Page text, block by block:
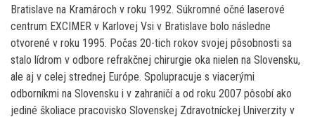
Bratislave na Kramároch v roku 1992. Súkromné očné laserové
centrum EXCIMER v Karlovej Vsi v Bratislave bolo následne
otvorené v roku 1995. Počas 20-tich rokov svojej pôsobnosti sa
stalo lídrom v odbore refrakčnej chirurgie oka nielen na Slovensku,
ale aj v celej strednej Európe. Spolupracuje s viacerými
odborníkmi na Slovensku i v zahraničí a od roku 2007 pôsobí ako
jediné školiace pracovisko Slovenskej Zdravotníckej Univerzity v